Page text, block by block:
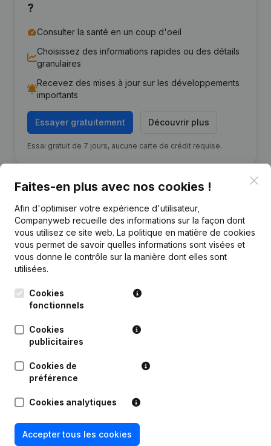
?
Consulter la santé en un coup d'oeil
Choisissez des informations rapides ou des détails
granulaires
Recevez des mises à jour sur les développements
importants
Essayer gratuitement Découvrir plus
Essai gratuit de 7 jours, aucune carte de crédit requise.
Publicationsde AL CRE
Date Publication
07-07-2026
Rubrique Constitution (Nouvelle
Personne Morale, Ouverture
Questions fréquemment posées
Faites-en plus avec nos cookies !
Afin d'optimiser votre expérience d'utilisateur,
Companyweb recueille des informations sur la façon dont
vous utilisez ce site web. La politique en matière de cookies
vous permet de savoir quelles informations sont visées et
vous donne le contrôle sur la manière dont elles sont
utilisées.
Cookies
fonctionnels
Cookies
publicitaires
Cookies de
préférence
Cookies analytiques
Accepter tous les cookies